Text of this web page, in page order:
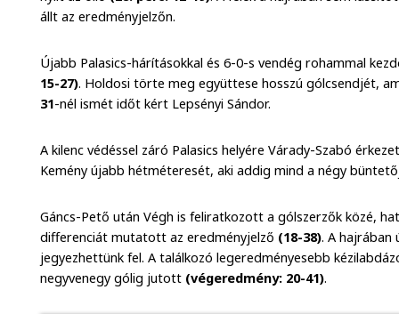
állt az eredményjelzőn.
Újabb Palasics-hárításokkal és 6-0-s vendég rohammal
15-27). Holdosi törte meg együttese hosszú gólcsendjét,
31-nél ismét időt kért Lepsényi Sándor.
A kilenc védéssel záró Palasics helyére Várady-Szabó
Kemény újabb hétméteresét, aki addig mind a négy
Gáncs-Pető után Végh is feliratkozott a gólszerzők közé,
differenciát mutatott az eredményjelző (18-38). A hajrában
jegyezhettünk fel. A találkozó legeredményesebb
negyvenegy gólig jutott (végeredmény: 20-41).